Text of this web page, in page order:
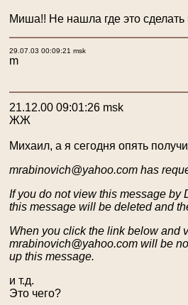
Миша!! Не нашла где это
29.07.03 00:09:21 msk
m
21.12.00 09:01:26 msk
ЖЖ
Михаил, а я сегодня опять
mrabinovich@yahoo.com has
If you do not view this message by
this message will be deleted and
When you click the link below and
mrabinovich@yahoo.com will be
up this message.
и т.д.
Это чего?